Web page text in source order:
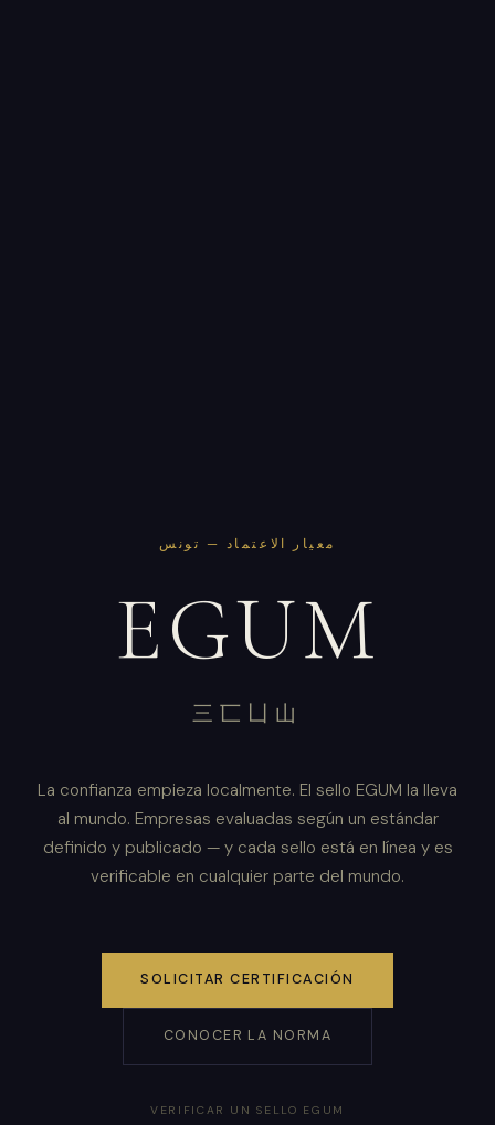
معيار الاعتماد — تونس
EGUM
三匸凵山
La confianza empieza localmente. El sello EGUM la lleva
al mundo. Empresas evaluadas según un estándar
definido y publicado — y cada sello está en línea y es
verificable en cualquier parte del mundo.
SOLICITAR CERTIFICACIÓN
CONOCER LA NORMA
VERIFICAR UN SELLO EGUM